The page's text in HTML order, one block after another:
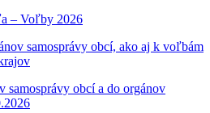
– Voľby 2026
samosprávy obcí, ako aj k voľbám
samosprávy obcí a do orgánov